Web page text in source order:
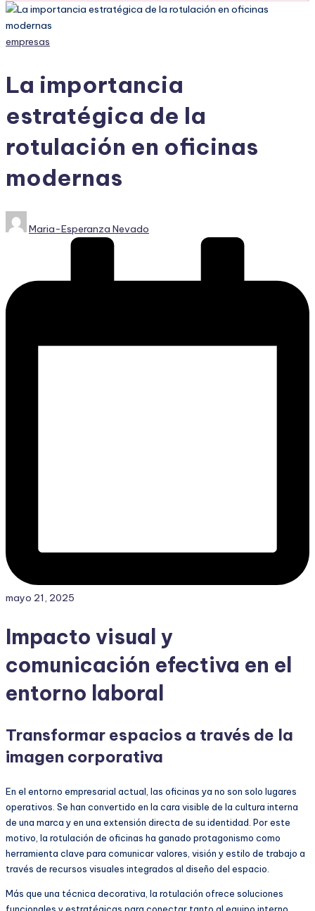
Publicado
empresas
La importancia
estratégica de la
rotulación en oficinas
modernas
Publicado
por
Maria-Esperanza Nevado
mayo 21, 2025
Impacto visual y
comunicación efectiva en el
entorno laboral
Transformar espacios a través de la
imagen corporativa
En el entorno empresarial actual, las oficinas ya no son solo lugares
operativos. Se han convertido en la cara visible de la cultura interna
de una marca y en una extensión directa de su identidad. Por este
motivo, la rotulación de oficinas ha ganado protagonismo como
herramienta clave para comunicar valores, visión y estilo de trabajo a
través de recursos visuales integrados al diseño del espacio.
Más que una técnica decorativa, la rotulación ofrece soluciones